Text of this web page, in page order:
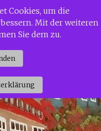
Cookies, um die
Mit der weiteren
Sie dem zu.